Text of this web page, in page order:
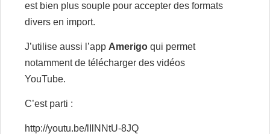
est bien plus souple pour accepter des formats
divers en import.
J’utilise aussi l’app Amerigo qui permet
notamment de télécharger des vidéos
YouTube.
C’est parti :
http://youtu.be/lIlNNtU-8JQ